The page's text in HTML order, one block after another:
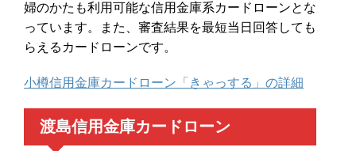
婦のかたも利用可能な信用金庫系カードローンとな
っています。また、審査結果を最短当日回答しても
らえるカードローンです。
小樽信用金庫カードローン「きゃっする」の詳細
渡島信用金庫カードローン